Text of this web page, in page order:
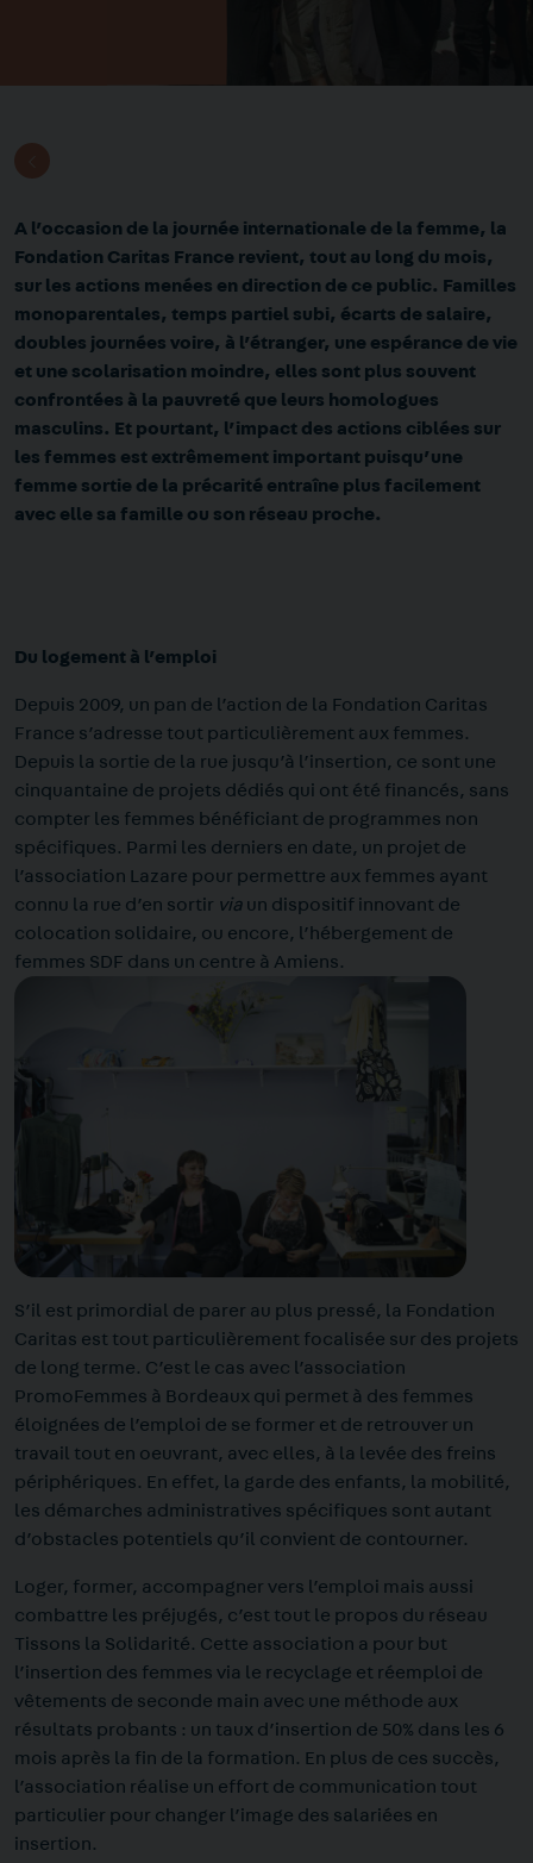
A l’occasion de la journée internationale de la femme, la
Fondation Caritas France revient, tout au long du mois,
sur les actions menées en direction de ce public. Familles
monoparentales, temps partiel subi, écarts de salaire,
doubles journées voire, à l’étranger, une espérance de vie
et une scolarisation moindre, elles sont plus souvent
confrontées à la pauvreté que leurs homologues
masculins. Et pourtant, l’impact des actions ciblées sur
les femmes est extrêmement important puisqu’une
femme sortie de la précarité entraîne plus facilement
avec elle sa famille ou son réseau proche.
Du logement à l’emploi
Depuis 2009, un pan de l’action de la Fondation Caritas
France s’adresse tout particulièrement aux femmes.
Depuis la sortie de la rue jusqu’à l’insertion, ce sont une
cinquantaine de projets dédiés qui ont été financés, sans
compter les femmes bénéficiant de programmes non
spécifiques. Parmi les derniers en date, un projet de
l’association Lazare pour permettre aux femmes ayant
connu la rue d’en sortir via un dispositif innovant de
colocation solidaire, ou encore, l’hébergement de
femmes SDF dans un centre à Amiens.
S’il est primordial de parer au plus pressé, la Fondation
Caritas est tout particulièrement focalisée sur des projets
de long terme. C’est le cas avec l’association
PromoFemmes à Bordeaux qui permet à des femmes
éloignées de l’emploi de se former et de retrouver un
travail tout en oeuvrant, avec elles, à la levée des freins
périphériques. En effet, la garde des enfants, la mobilité,
les démarches administratives spécifiques sont autant
d’obstacles potentiels qu’il convient de contourner.
Loger, former, accompagner vers l’emploi mais aussi
combattre les préjugés, c’est tout le propos du réseau
Tissons la Solidarité. Cette association a pour but
l’insertion des femmes via le recyclage et réemploi de
vêtements de seconde main avec une méthode aux
résultats probants : un taux d’insertion de 50% dans les 6
mois après la fin de la formation. En plus de ces succès,
l’association réalise un effort de communication tout
particulier pour changer l’image des salariées en
insertion.